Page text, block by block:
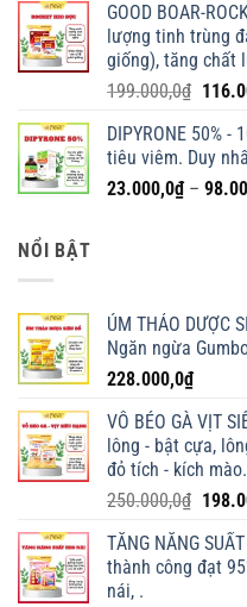
GOOD BOAR-
lượng tinh trùng
giống), tăng chất
199.000,0₫ Giá
là:
DIPYRONE 50%
tiêu viêm. Duy
23.000,0₫ –
NỔI BẬT
ÚM THẢO DƯỢC
Ngăn ngừa
228.000,0₫
VỖ BÉO GÀ VỊT
lông - bật cựa,
đỏ tích - kích mào.
250.000,0₫ Giá
là:
TĂNG NĂNG
thành công đạt
nái, .